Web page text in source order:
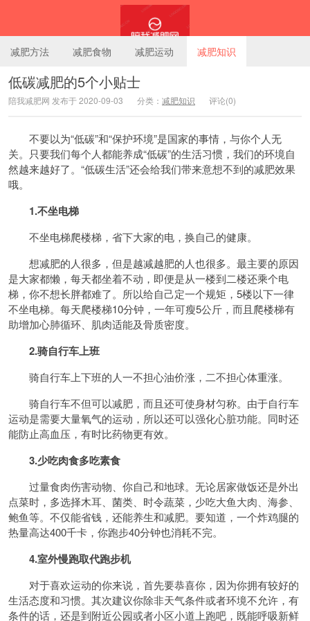
陪我减肥网
减肥方法 减肥食物 减肥运动 减肥知识
低碳减肥的5个小贴士
陪我减肥网 发布于 2020-09-03 分类： 减肥知识 评论(0)
不要以为“低碳”和“保护环境”是国家的事情，与你个人无
关。只要我们每个人都能养成“低碳”的生活习惯，我们的环境自
然越来越好了。“低碳生活”还会给我们带来意想不到的减肥效果
哦。
1.不坐电梯
不坐电梯爬楼梯，省下大家的电，换自己的健康。
想减肥的人很多，但是越减越肥的人也很多。最主要的原因
是大家都懒，每天都坐着不动，即便是从一楼到二楼还乘个电
梯，你不想长胖都难了。所以给自己定一个规矩，5楼以下一律
不坐电梯。每天爬楼梯10分钟，一年可瘦5公斤，而且爬楼梯有
助增加心肺循环、肌肉适能及骨质密度。
2.骑自行车上班
骑自行车上下班的人一不担心油价涨，二不担心体重涨。
骑自行车不但可以减肥，而且还可使身材匀称。由于自行车
运动是需要大量氧气的运动，所以还可以强化心脏功能。同时还
能防止高血压，有时比药物更有效。
3.少吃肉食多吃素食
过量食肉伤害动物、你自己和地球。无论居家做饭还是外出
点菜时，多选择木耳、菌类、时令蔬菜，少吃大鱼大肉、海参、
鲍鱼等。不仅能省钱，还能养生和减肥。要知道，一个炸鸡腿的
热量高达400千卡，你跑步40分钟也消耗不完。
4.室外慢跑取代跑步机
对于喜欢运动的你来说，首先要恭喜你，因为你拥有较好的
生活态度和习惯。其次建议你除非天气条件或者环境不允许，有
条件的话，还是到附近公园或者小区小道上跑吧，既能呼吸新鲜